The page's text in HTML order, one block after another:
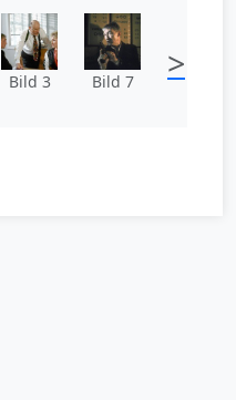
Bild 3 Bild 7 >